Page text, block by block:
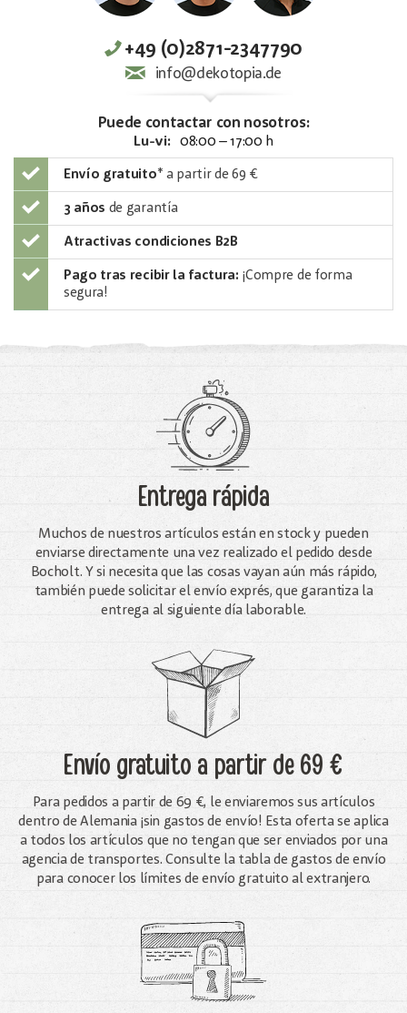
+49 (0)2871-2347790
info@dekotopia.de
Puede contactar con nosotros:
Lu-vi: 08:00 – 17:00 h
Envío gratuito* a partir de 69 €
3 años de garantía
Atractivas condiciones B2B
Pago tras recibir la factura: ¡Compre de forma
segura!
Entrega rápida
Muchos de nuestros artículos están en stock y pueden
enviarse directamente una vez realizado el pedido desde
Bocholt. Y si necesita que las cosas vayan aún más rápido,
también puede solicitar el envío exprés, que garantiza la
entrega al siguiente día laborable.
Envío gratuitoa partir de 69 €
Para pedidos a partir de 69 €, le enviaremos sus artículos
dentro de Alemania ¡sin gastos de envío! Esta oferta se aplica
a todos los artículos que no tengan que ser enviados por una
agencia de transportes. Consulte la tabla de gastos de envío
para conocer los límites de envío gratuito al extranjero.